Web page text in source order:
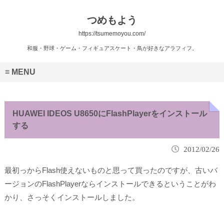
つめもよう
https://tsumemoyou.com/
和服・野球・ゲーム・フィギュアスケート・鳥が好きなアラフィフ。
MENU
HUAWEI IDEOS U8650にFlashPlayerをインストール
する
2012/02/26
最初っからFlash使えないものと思って買ったのですが、古いバ
ージョンのFlashPlayerならインストールできるということがわ
かり、さっそくインストールしました。